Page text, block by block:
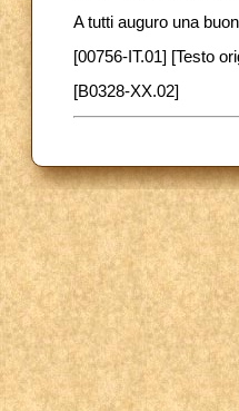
A tutti auguro una
[00756-IT.01] [Testo
[B0328-XX.02]